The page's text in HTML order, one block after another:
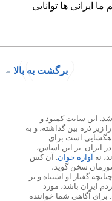
برگشت به بالا
۱۳۸۷ پایه گذاری شد. این سایت کمبود و
زیر ذره بین گذاشته، و به
است برای
در ایران. بر این اساس،
نه آوازه خوان. آن کس
سخن گوید،
گفتار او اشتباه و بر
ایران باشد، مورد
برای آگاهی شما خواننده